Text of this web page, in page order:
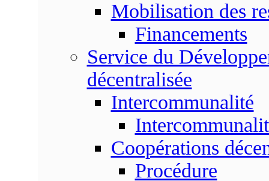
Mobilisation des
Financements
Service du
décentralisée
Intercommunalité
Coopérations
Procédure